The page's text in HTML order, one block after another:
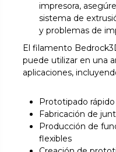
impresora,
sistema de
y problemas de
El filamento
puede utilizar en una
aplicaciones,
Prototipado
Fabricación de
Producción de
flexibles